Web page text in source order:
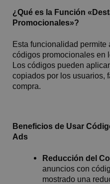
¿Qué es la Función
Promocionales»?
Esta funcionalidad
códigos promocionales en
Los códigos pueden
copiados por los usuarios,
compra.
Beneficios de Usar
Ads
Reducción del
anuncios con
mostrado una